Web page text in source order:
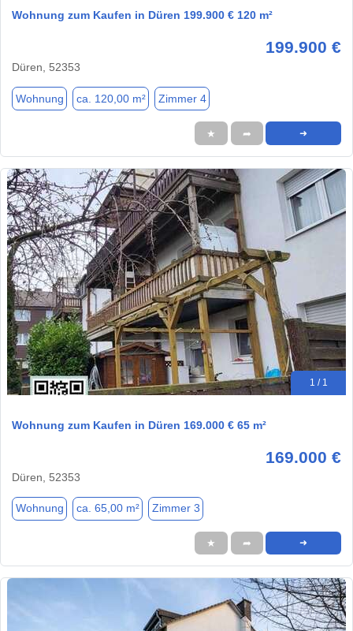
Wohnung zum Kaufen in Düren 199.900 € 120 m²
199.900 €
Düren, 52353
Wohnung ca. 120,00 m² Zimmer 4
★ ➦ ➜
1 / 1
Wohnung zum Kaufen in Düren 169.000 € 65 m²
169.000 €
Düren, 52353
Wohnung ca. 65,00 m² Zimmer 3
★ ➦ ➜